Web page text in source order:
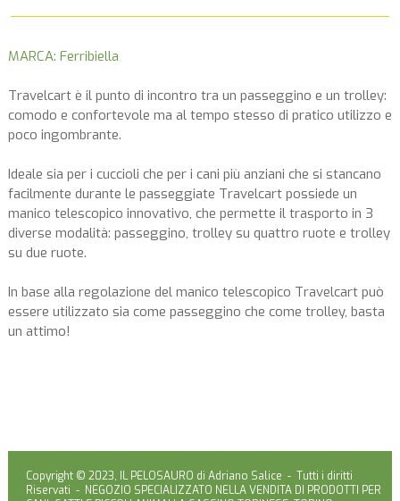
MARCA: Ferribiella
Travelcart è il punto di incontro tra un passeggino e un trolley:
comodo e confortevole ma al tempo stesso di pratico utilizzo e
poco ingombrante.
Ideale sia per i cuccioli che per i cani più anziani che si stancano
facilmente durante le passeggiate Travelcart possiede un
manico telescopico innovativo, che permette il trasporto in 3
diverse modalità: passeggino, trolley su quattro ruote e trolley
su due ruote.
In base alla regolazione del manico telescopico Travelcart può
essere utilizzato sia come passeggino che come trolley, basta
un attimo!
Copyright © 2023, IL PELOSAURO di Adriano Salice - Tutti i diritti
Riservati - NEGOZIO SPECIALIZZATO NELLA VENDITA DI PRODOTTI PER